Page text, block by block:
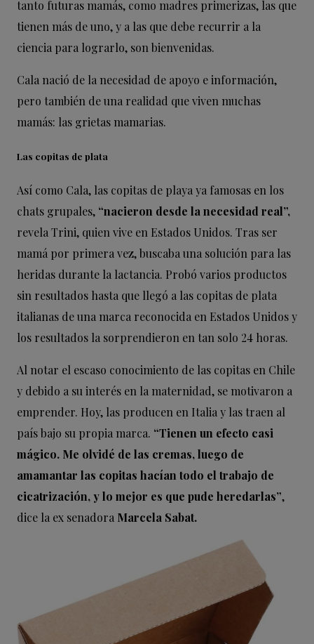
tanto futuras mamás, como madres primerizas, las que
tienen más de uno, y a las que debe recurrir a la
ciencia para lograrlo, son bienvenidas.
Cala nació de la necesidad de apoyo e información,
pero también de una realidad que viven muchas
mamás: las grietas mamarias.
Las copitas de plata
Así como Cala, las copitas de playa ya famosas en los
chats grupales, “nacieron desde la necesidad real”,
revela Trini, quien vive en Estados Unidos. Tras ser
mamá por primera vez, buscaba una solución para las
heridas durante la lactancia. Probó varios productos
sin resultados hasta que llegó a las copitas de plata
italianas de una marca reconocida en Estados Unidos y
los resultados la sorprendieron en tan solo 24 horas.
Al notar el escaso conocimiento de las copitas en Chile
y debido a su interés en la maternidad, se motivaron a
emprender. Hoy, las producen en Italia y las traen al
país bajo su propia marca. “Tienen un efecto casi
mágico. Me olvidé de las cremas, luego de
amamantar las copitas hacían todo el trabajo de
cicatrización, y lo mejor es que pude heredarlas”,
dice la ex senadora Marcela Sabat.